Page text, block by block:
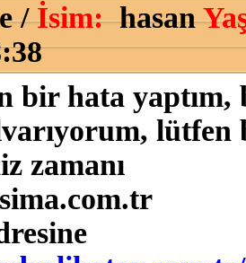
/İsim:hasan
bir hata yaptım,
zamanı